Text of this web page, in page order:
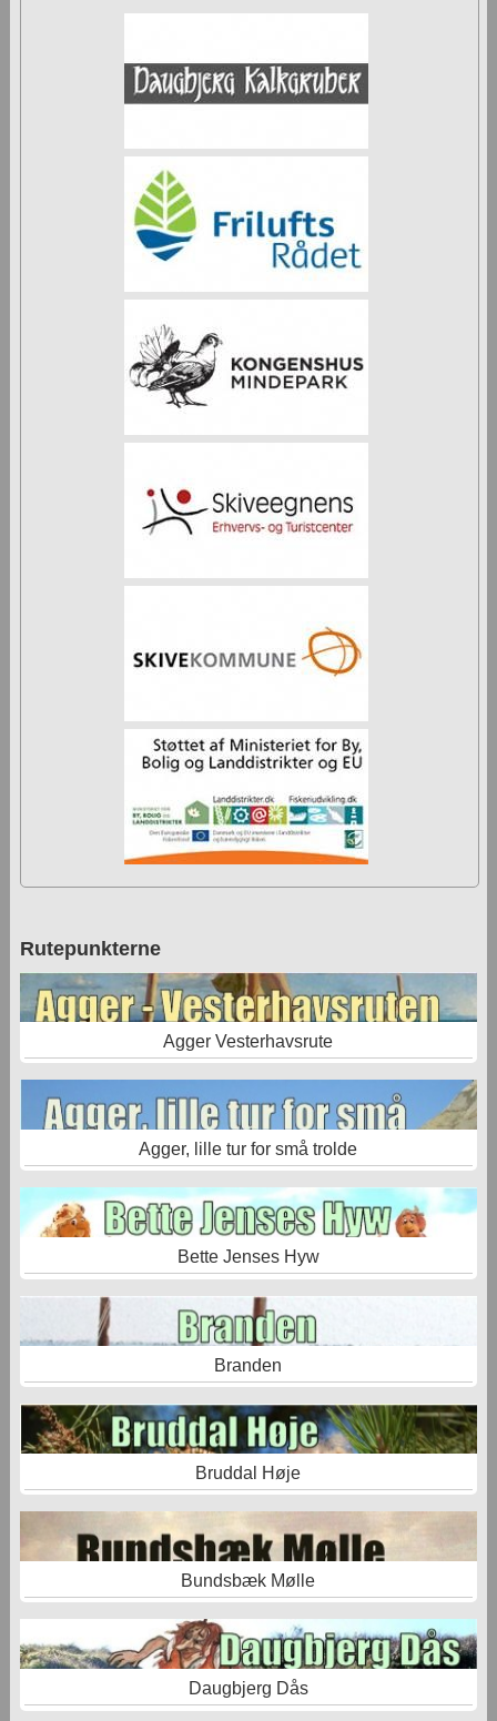
Rutepunkterne
Agger Vesterhavsrute
Agger, lille tur for små trolde
Bette Jenses Hyw
Branden
Bruddal Høje
Bundsbæk Mølle
Daugbjerg Dås